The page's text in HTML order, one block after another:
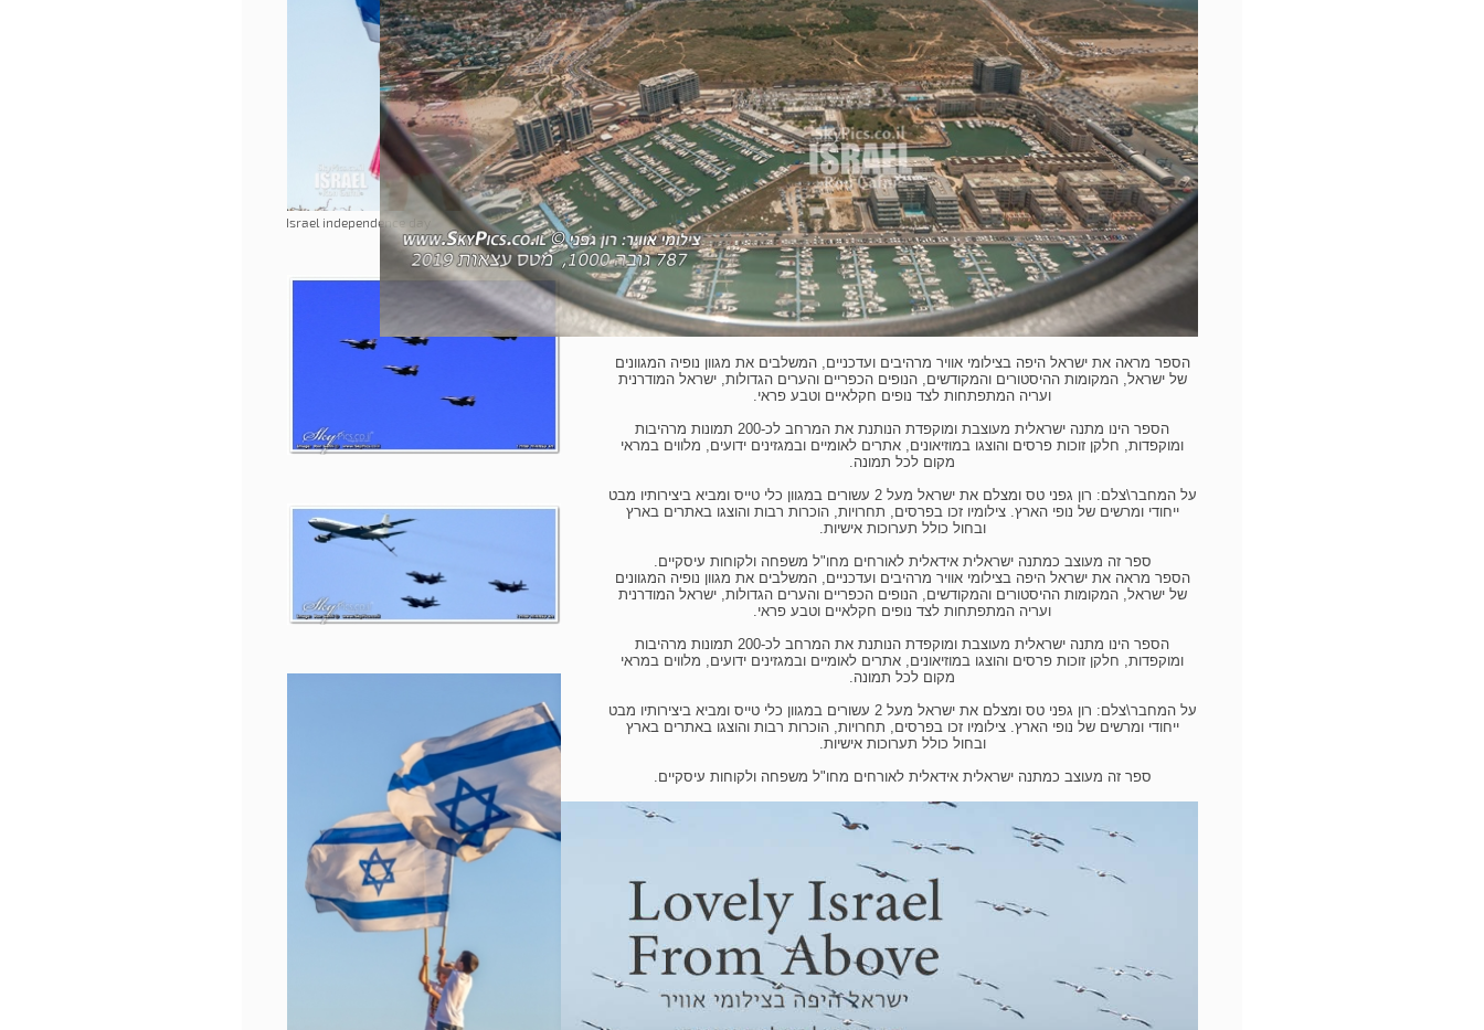
הספר מראה את ישראל היפה בצילומי אוויר מרהיבים ועדכניים, המשלבים את מגוון נופיה המגוונים
של ישראל, המקומות ההיסטורים והמקודשים, הנופים הכפריים והערים הגדולות, ישראל המודרנית
ועריה המתפתחות לצד נופים חקלאיים וטבע פראי.
הספר הינו מתנה ישראלית מעוצבת ומוקפדת הנותנת את המרחב לכ-200 תמונות מרהיבות
ומוקפדות, חלקן זוכות פרסים והוצגו במוזיאונים, אתרים לאומיים ובמגזינים ידועים, מלווים במראי
מקום לכל תמונה.
על המחבר\צלם: רון גפני טס ומצלם את ישראל מעל 2 עשורים במגוון כלי טייס ומביא ביצירותיו מבט
ייחודי ומרשים של נופי הארץ. צילומיו זכו בפרסים, תחרויות, הוכרות רבות והוצגו באתרים בארץ
ובחול כולל תערוכות אישיות.
ספר זה מעוצב כמתנה ישראלית אידאלית לאורחים מחו"ל משפחה ולקוחות עיסקיים.
הספר מראה את ישראל היפה בצילומי אוויר מרהיבים ועדכניים, המשלבים את מגוון נופיה המגוונים
של ישראל, המקומות ההיסטורים והמקודשים, הנופים הכפריים והערים הגדולות, ישראל המודרנית
ועריה המתפתחות לצד נופים חקלאיים וטבע פראי.
הספר הינו מתנה ישראלית מעוצבת ומוקפדת הנותנת את המרחב לכ-200 תמונות מרהיבות
ומוקפדות, חלקן זוכות פרסים והוצגו במוזיאונים, אתרים לאומיים ובמגזינים ידועים, מלווים במראי
מקום לכל תמונה.
על המחבר\צלם: רון גפני טס ומצלם את ישראל מעל 2 עשורים במגוון כלי טייס ומביא ביצירותיו מבט
ייחודי ומרשים של נופי הארץ. צילומיו זכו בפרסים, תחרויות, הוכרות רבות והוצגו באתרים בארץ
ובחול כולל תערוכות אישיות.
ספר זה מעוצב כמתנה ישראלית אידאלית לאורחים מחו"ל משפחה ולקוחות עיסקיים.
Israel independence day